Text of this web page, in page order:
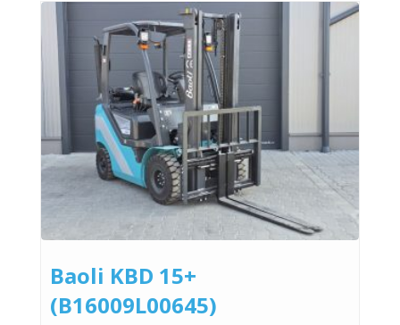
Baoli KBD 15+
(B16009L00645)